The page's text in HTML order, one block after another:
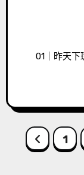
01｜昨天下班小Penny說吃不太下，決定帶她來這
1